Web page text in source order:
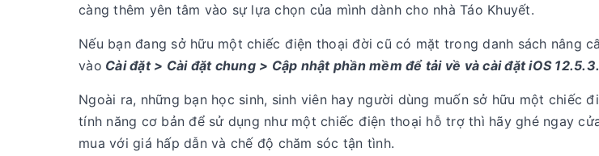
càng thêm yên tâm vào sự lựa chọn của mình dành cho nhà Táo Khuyết.
Nếu bạn đang sở hữu một chiếc điện thoại đời cũ có mặt trong danh sách nâng
vào Cài đặt > Cài đặt chung > Cập nhật phần mềm để tải về và cài đặt iOS 12.5.3.
Ngoài ra, những bạn học sinh, sinh viên hay người dùng muốn sở hữu một chiếc
tính năng cơ bản để sử dụng như một chiếc điện thoại hỗ trợ thì hãy ghé ngay cửa
mua với giá hấp dẫn và chế độ chăm sóc tận tình.